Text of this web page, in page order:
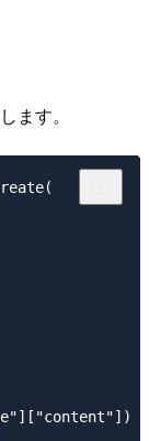
ます。